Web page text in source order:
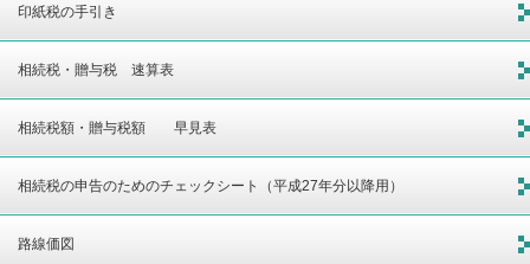
印紙税の手引き
相続税・贈与税 速算表
相続税額・贈与税額 早見表
相続税の申告のためのチェックシート（平成27年分以降用）
路線価図